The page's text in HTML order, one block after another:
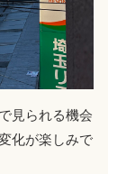
見られる機会
化が楽しみで